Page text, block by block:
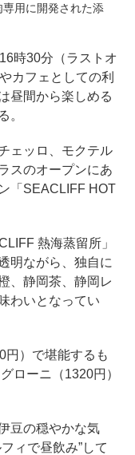
用に開発された添
時30分（ラストオ
カフェとしての利
昼間から楽しめる
。
ェッロ、モクテル
スのオープンにあ
「SEACLIFF HOT
熱海蒸留所」
明ながら、独自に
、静岡茶、静岡レ
わいとなってい
）で堪能するも
ローニ（1320円）
豆の穏やかな気
ィで昼飲み”して